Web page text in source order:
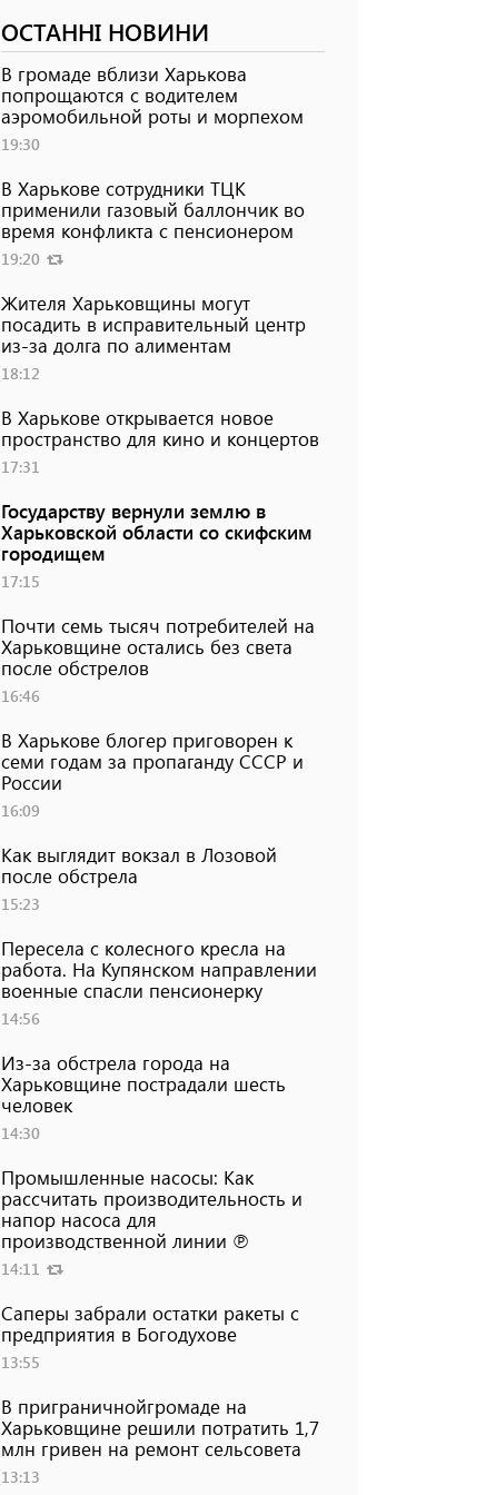
ОСТАННІ НОВИНИ
В громаде вблизи Харькова
попрощаются с водителем
аэромобильной роты и морпехом
19:30
В Харькове сотрудники ТЦК
применили газовый баллончик во
время конфликта с пенсионером
19:20
Жителя Харьковщины могут
посадить в исправительный центр
из-за долга по алиментам
18:12
В Харькове открывается новое
пространство для кино и концертов
17:31
Государству вернули землю в
Харьковской области со скифским
городищем
17:15
Почти семь тысяч потребителей на
Харьковщине остались без света
после обстрелов
16:46
В Харькове блогер приговорен к
семи годам за пропаганду СССР и
России
16:09
Как выглядит вокзал в Лозовой
после обстрела
15:23
Пересела с колесного кресла на
работа. На Купянском направлении
военные спасли пенсионерку
14:56
Из-за обстрела города на
Харьковщине пострадали шесть
человек
14:30
Промышленные насосы: Как
рассчитать производительность и
напор насоса для
производственной линии ℗
14:11
Саперы забрали остатки ракеты с
предприятия в Богодухове
13:55
В приграничнойгромаде на
Харьковщине решили потратить 1,7
млн ​​гривен на ремонт сельсовета
13:13